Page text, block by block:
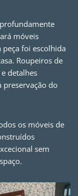
móveis
foi escolhida
Roupeiros de
detalhes
preservação do
os móveis de
sem